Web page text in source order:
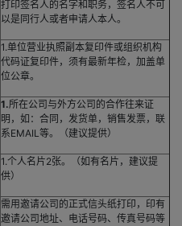
打印签名人的名字和职务，签名人不可
以是同行人或者申请人本人。
1.单位营业执照副本复印件或组织机构
代码证复印件，须有最新年检，加盖单
位公章。
1.所在公司与外方公司的合作往来证
明，如：合同，发货单，销售发票，联
系EMAIL等。（建议提供）
1.个人名片2张。（如有名片，建议提
供）
需用邀请公司的正式信头纸打印，印有
邀请公司地址、电话号码、传真号码等